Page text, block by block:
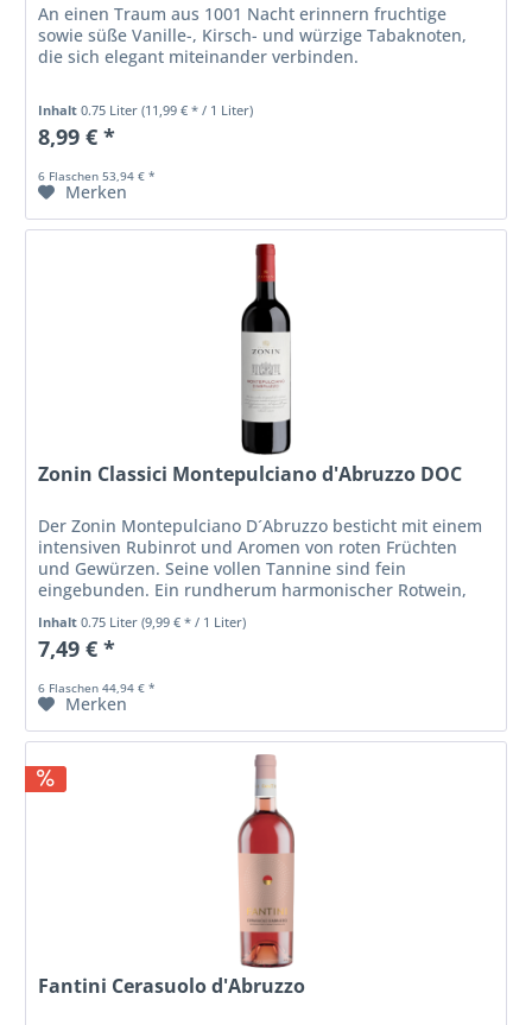
An einen Traum aus 1001 Nacht erinnern fruchtige
sowie süße Vanille-, Kirsch- und würzige Tabaknoten,
die sich elegant miteinander verbinden.
Inhalt0.75 Liter(11,99 € * / 1 Liter)
8,99 € *
6 Flaschen 53,94 € *
Merken
Zonin Classici Montepulciano d'Abruzzo DOC
Der Zonin Montepulciano D´Abruzzo besticht mit einem
intensiven Rubinrot und Aromen von roten Früchten
und Gewürzen. Seine vollen Tannine sind fein
eingebunden. Ein rundherum harmonischer Rotwein,
voll und trocken im Geschmack. Einfluss...
Inhalt0.75 Liter(9,99 € * / 1 Liter)
7,49 € *
6 Flaschen 44,94 € *
Merken
Fantini Cerasuolo d'Abruzzo